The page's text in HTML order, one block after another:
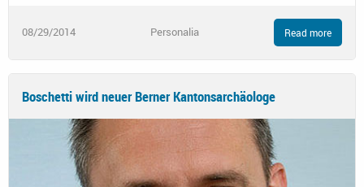
08/29/2014 Personalia Read more
Boschetti wird neuer Berner Kantonsarchäologe